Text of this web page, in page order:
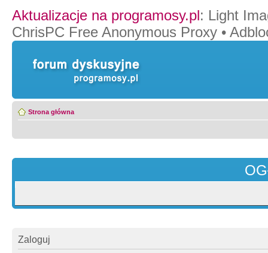
Aktualizacje na programosy.pl: Light
ChrisPC Free Anonymous Proxy •
Strona główna
Zaloguj